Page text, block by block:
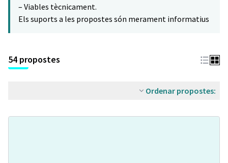
– Viables tècnicament.
Els suports a les propostes són merament informatius
54 propostes
Ordenar propostes: